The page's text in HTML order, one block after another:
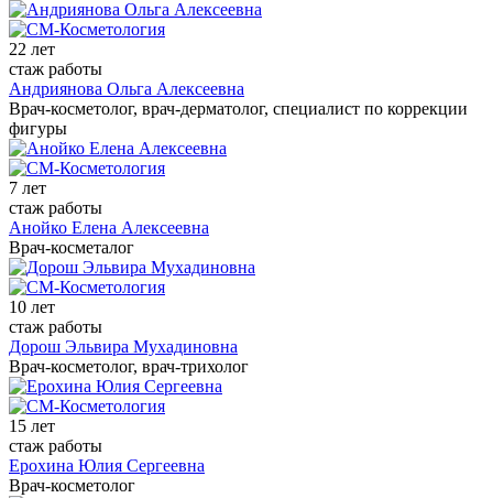
22 лет
стаж работы
Андриянова Ольга Алексеевна
Врач-косметолог, врач-дерматолог, специалист по коррекции
фигуры
7 лет
стаж работы
Анойко Елена Алексеевна
Врач-косметалог
10 лет
стаж работы
Дорош Эльвира Мухадиновна
Врач-косметолог, врач-трихолог
15 лет
стаж работы
Ерохина Юлия Сергеевна
Врач-косметолог